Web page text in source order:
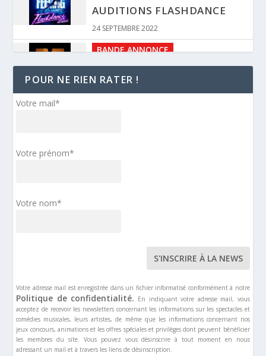
24 SEPTEMBRE 2022
BANDE ANNONCE
TEASER MOLIÈRE, L’OPÉRA
URBAIN – NOVEMBRE 2023
4 SEPTEMBRE 2022
AUDITIONS LE ROI LION
SAISON 2
15 AVRIL 2022
DISCOGRAPHIE
AL CAPONE, PREMIER EXTRAIT
POUR NE RIEN RATER !
Votre mail*
Votre prénom*
Votre nom*
Votre adresse mail est enregistrée dans un fichier informatisé conformément à notre
Politique de confidentialité. En indiquant votre adresse mail, vous
acceptez de recevoir les newsletters concernant les informations sur les spectacles et
comédies musicales, leurs artistes, de même que les informations concernant nos
jeux concours, animations et les offres spéciales et privilèges dont peuvent bénéficier
les membres du site. Vous pouvez vous désinscrire à tout moment en nous
adressant un mail et à travers les liens de désinscription.